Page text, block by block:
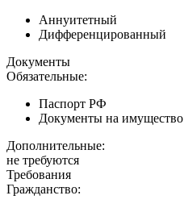
Аннуитетный
Дифференцированный
Документы
Обязательные:
Паспорт РФ
Документы на имущество
Дополнительные:
не требуются
Требования
Гражданство: